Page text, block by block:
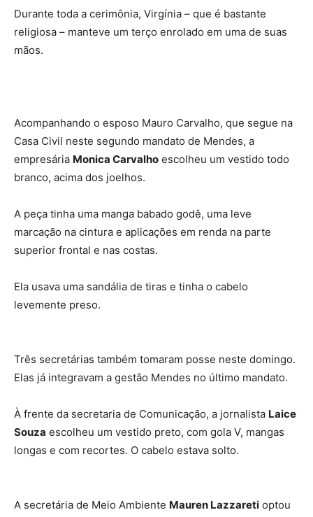
Durante toda a cerimônia, Virgínia – que é bastante
religiosa – manteve um terço enrolado em uma de suas
mãos.
Acompanhando o esposo Mauro Carvalho, que segue na
Casa Civil neste segundo mandato de Mendes, a
empresária Monica Carvalho escolheu um vestido todo
branco, acima dos joelhos.
A peça tinha uma manga babado godê, uma leve
marcação na cintura e aplicações em renda na parte
superior frontal e nas costas.
Ela usava uma sandália de tiras e tinha o cabelo
levemente preso.
Três secretárias também tomaram posse neste domingo.
Elas já integravam a gestão Mendes no último mandato.
À frente da secretaria de Comunicação, a jornalista Laice
Souza escolheu um vestido preto, com gola V, mangas
longas e com recortes. O cabelo estava solto.
A secretária de Meio Ambiente Mauren Lazzareti optou